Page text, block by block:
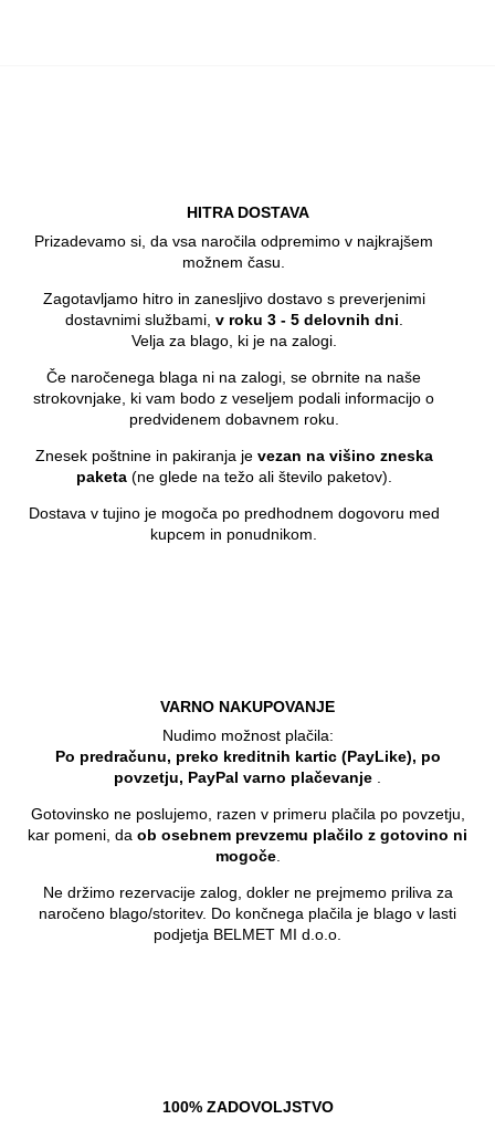
HITRA DOSTAVA
Prizadevamo si, da vsa naročila odpremimo v najkrajšem
možnem času.
Zagotavljamo hitro in zanesljivo dostavo s preverjenimi
dostavnimi službami, v roku 3 - 5 delovnih dni
Velja za blago, ki je na zalogi.
Če naročenega blaga ni na zalogi, se obrnite na naše
strokovnjake, ki vam bodo z veseljem podali informacijo o
predvidenem dobavnem roku.
Znesek poštnine in pakiranja je vezan na višino zneska
paketa(ne glede na težo ali število paketov).
Dostava v tujino je mogoča po predhodnem dogovoru med
kupcem in ponudnikom.
VARNO NAKUPOVANJE
Nudimo možnost plačila:
Po predračunu, preko kreditnih kartic (PayLike), po
povzetju, PayPal varno plačevanje
Gotovinsko ne poslujemo, razen v primeru plačila po povzetju,
kar pomeni, da ob osebnem prevzemu plačilo z gotovino ni
mogoče.
Ne držimo rezervacije zalog, dokler ne prejmemo priliva za
naročeno blago/storitev. Do končnega plačila je blago v lasti
podjetja BELMET MI d.o.o.
100% ZADOVOLJSTVO